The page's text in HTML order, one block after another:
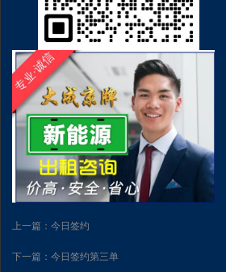
上一篇：今日签约
下一篇：今日‮约签‬第‬三单